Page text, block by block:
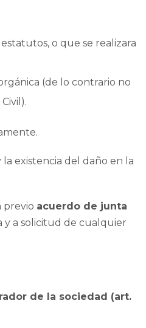
o que se realizara
(de lo contrario no
existencia del daño en la
previo acuerdo de junta
y a solicitud de cualquier
de la sociedad (art.